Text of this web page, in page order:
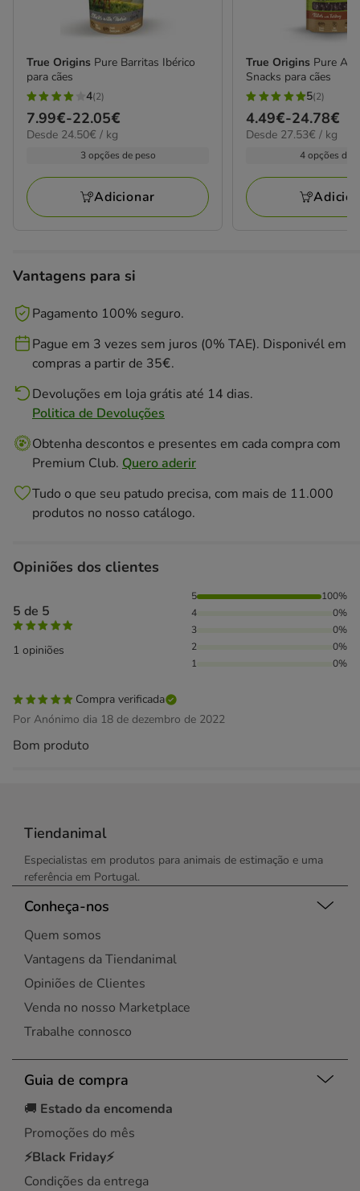
True Origins Pure Barritas Ibérico
para cães
4
estrelas
com
avaliações
4(2)
Preço
de
22.05€
7.99€-22.05€
24.50€
Desde 24.50€ / kg
3 opções de peso
Adicionar
True Origins Pure
Snacks para cães
5
estrelas
com
avaliações
5(2)
Preço
de
24.78€
4.49€-24.78€
27.53€
Desde 27.53€ / kg
4 opções de
Vantagens para si
Pagamento 100% seguro.
Pague em 3 vezes sem juros (0% TAE). Disponivél em
compras a partir de 35€.
Devoluções em loja grátis até 14 dias.
Politica de Devoluções
Obtenha descontos e presentes em cada compra com
Premium Club. Quero aderir
Tudo o que seu patudo precisa, com mais de 11.000
produtos no nosso catálogo.
Opiniões dos clientes
5 de 5
1 opiniões
100% das pessoas avaliaram com 5 estrelas,
5
100%
4
0%
3
0%
2
0%
1
0%
Compra verificada
Por Anónimo dia 18 de dezembro de 2022
Bom produto
Tiendanimal
Especialistas em produtos para animais de estimação e uma
referência em Portugal.
Conheça-nos
Quem somos
Vantagens da Tiendanimal
Opiniões de Clientes
Venda no nosso Marketplace
Trabalhe connosco
Guia de compra
🚚 Estado da encomenda
Promoções do mês
⚡Black Friday⚡
Condições da entrega